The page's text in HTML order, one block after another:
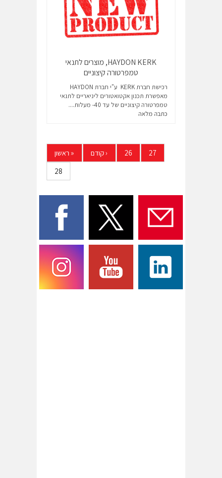
HAYDON KERK, מוצרים לתנאי
טמפרטורה קיצוניים
רכישת חברת KERK ע"י חברת HAYDON
מאפשרת תכנון אקטואטורים ליניאריים לתנאי
טמפרטורה קיצוניים של עד 40- מעלות....
כתבה מלאה
« ראשון ‹קודם 26
27
28